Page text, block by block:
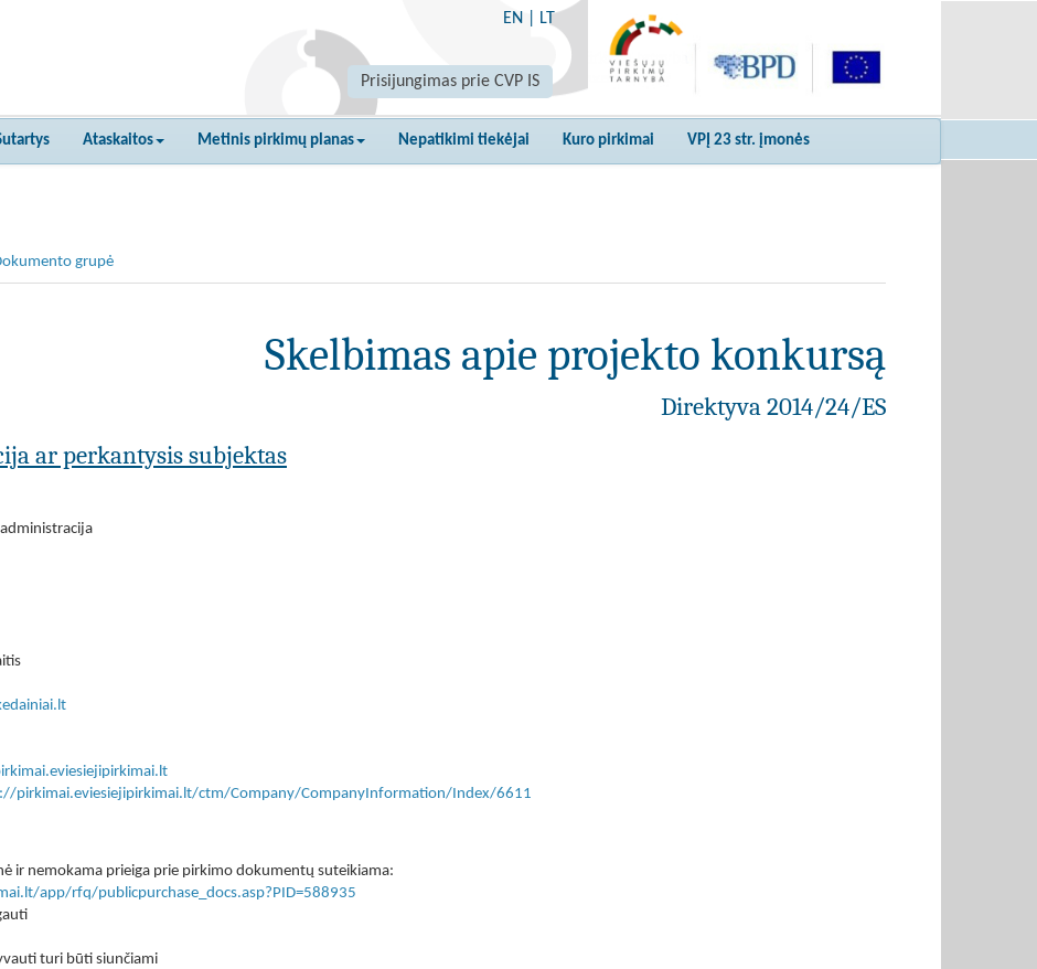
EN LT
Prisijungimas prie CVP IS
Ataskaitos Metinis pirkimų planas Nepatikimi tiekėjai Kuro pirkimai VPĮ 23 str. įmonės
grupė
Skelbimas apie projekto konkursą
Direktyva 2014/24/ES
ar perkantysis subjektas
pirkimai.eviesiejipirkimai.lt/ctm/Company/CompanyInformation/Index/6611
ir nemokama prieiga prie pirkimo dokumentų suteikiama:
app/rfq/publicpurchase_docs.asp?PID=588935
turi būti siunčiami